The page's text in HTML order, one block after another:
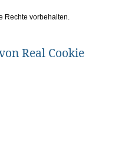
Rechte vorbehalten.
Real Cookie